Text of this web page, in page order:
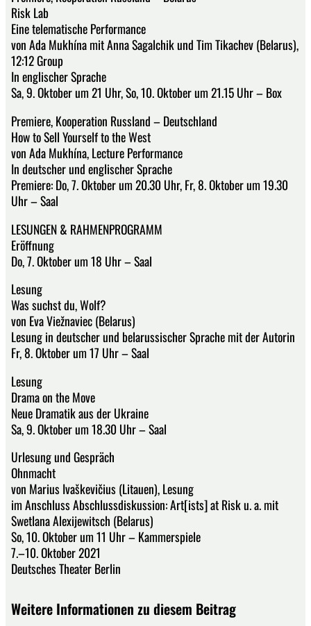
Risk Lab
Eine telematische Performance
von Ada Mukhína mit Anna Sagalchik und Tim Tikachev (Belarus),
12:12 Group
In englischer Sprache
Sa, 9. Oktober um 21 Uhr, So, 10. Oktober um 21.15 Uhr – Box
Premiere, Kooperation Russland – Deutschland
How to Sell Yourself to the West
von Ada Mukhína, Lecture Performance
In deutscher und englischer Sprache
Premiere: Do, 7. Oktober um 20.30 Uhr, Fr, 8. Oktober um 19.30
Uhr – Saal
LESUNGEN & RAHMENPROGRAMM
Eröffnung
Do, 7. Oktober um 18 Uhr – Saal
Lesung
Was suchst du, Wolf?
von Eva Viežnaviec (Belarus)
Lesung in deutscher und belarussischer Sprache mit der Autorin
Fr, 8. Oktober um 17 Uhr – Saal
Lesung
Drama on the Move
Neue Dramatik aus der Ukraine
Sa, 9. Oktober um 18.30 Uhr – Saal
Urlesung und Gespräch
Ohnmacht
von Marius Ivaškevičius (Litauen), Lesung
im Anschluss Abschlussdiskussion: Art[ists] at Risk u. a. mit
Swetlana Alexijewitsch (Belarus)
So, 10. Oktober um 11 Uhr – Kammerspiele
7.–10. Oktober 2021
Deutsches Theater Berlin
Weitere Informationen zu diesem Beitrag